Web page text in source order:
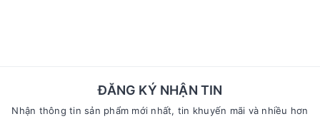
ĐĂNG KÝ NHẬN TIN
Nhận thông tin sản phẩm mới nhất, tin khuyến mãi và nhiều hơn